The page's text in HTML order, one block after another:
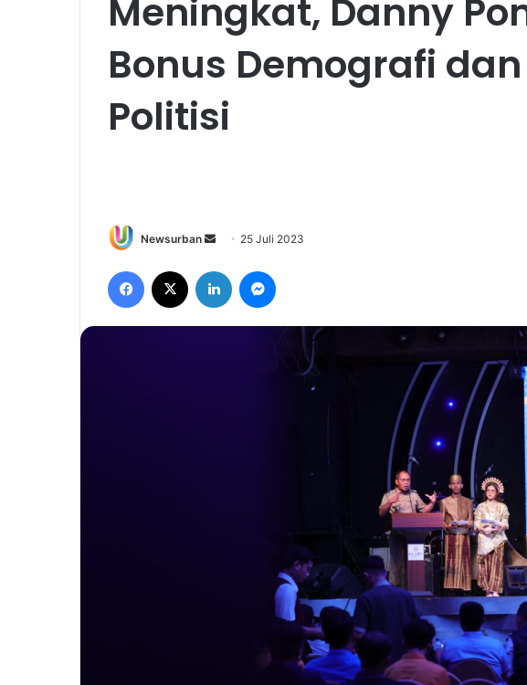
Meningkat, Danny
Bonus Demografi
Politisi
Newsurban
Send
email
25 Juli 2023
Facebook LinkedIn